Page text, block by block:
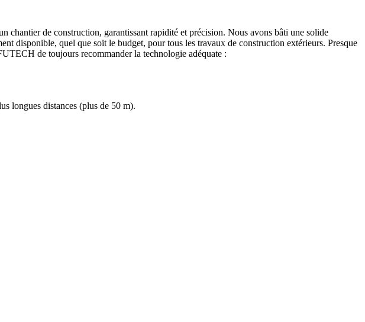
chantier de construction, garantissant rapidité et précision. Nous avons bâti une solide
disponible, quel que soit le budget, pour tous les travaux de construction extérieurs. Presque
de toujours recommander la technologie adéquate :
longues distances (plus de 50 m).